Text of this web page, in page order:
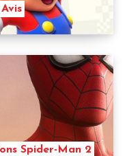
Spider-Man 2